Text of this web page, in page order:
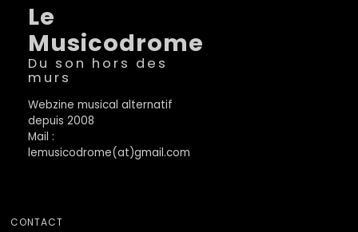
Le
Musicodrome
Du son hors des
murs
Webzine musical alternatif
depuis 2008
Mail :
lemusicodrome(at)gmail.com
CONTACT